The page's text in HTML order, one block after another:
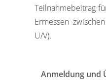
Teilnahmebeitrag
Ermessen
U/V).
Anmeldung und